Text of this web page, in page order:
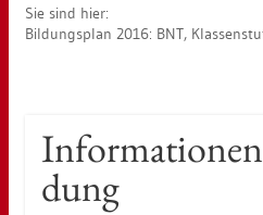
Sie sind hier:
Bil­dungs­plan 2016: BNT,
dung